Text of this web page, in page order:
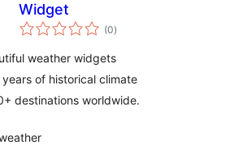
Widget
(0wszystkich
ocen
)
weather widgets
of historical climate
destinations worldwide.